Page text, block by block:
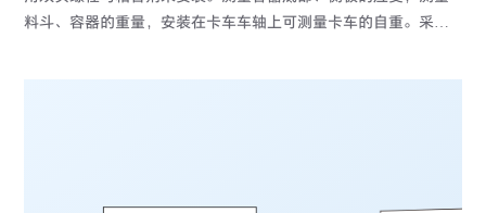
料斗、容器的重量，安装在卡车车轴上可测量卡车的自重。采用